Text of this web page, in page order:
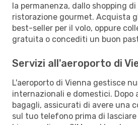
la permanenza, dallo shopping di
ristorazione gourmet. Acquista
best-seller per il volo, oppure
gratuita o concediti un buon
Servizi all'aeroporto di
L'aeroporto di Vienna gestisce
internazionali e domestici. Dopo
bagagli, assicurati di avere una
sul tuo telefono prima di lasciare